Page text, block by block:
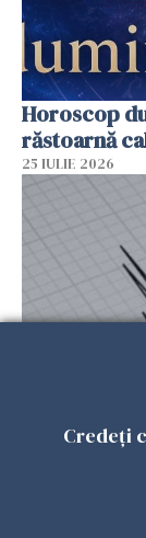
Horoscop
răstoarnă
25 IULIE 2026
Cutremur
regiuni. A
seism
Credeți